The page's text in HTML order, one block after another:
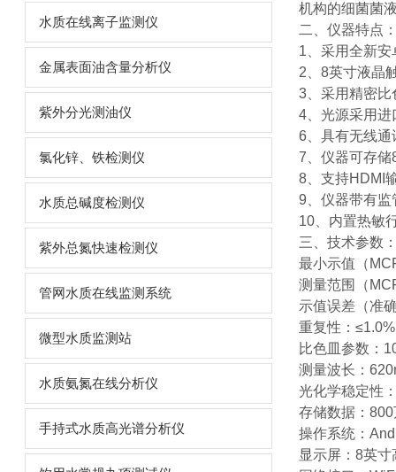
水质在线离子监测仪
金属表面油含量分析仪
紫外分光测油仪
氯化锌、铁检测仪
水质总碱度检测仪
紫外总氮快速检测仪
管网水质在线监测系统
微型水质监测站
水质氨氮在线分析仪
手持式水质高光谱分析仪
机构的细菌菌
二、仪器特点
1、采用全新
2、8英寸液晶
3、采用精密
4、光源采用
6、具有无线
7、仪器可存
8、支持HDMI
9、仪器带有
10、内置热敏
三、技术参数
最小示值（
测量范围（
示值误差（准
重复性：≤1.0%
比色皿参数：
测量波长：
光化学稳定性
存储数据：
操作系统：
显示屏：8英